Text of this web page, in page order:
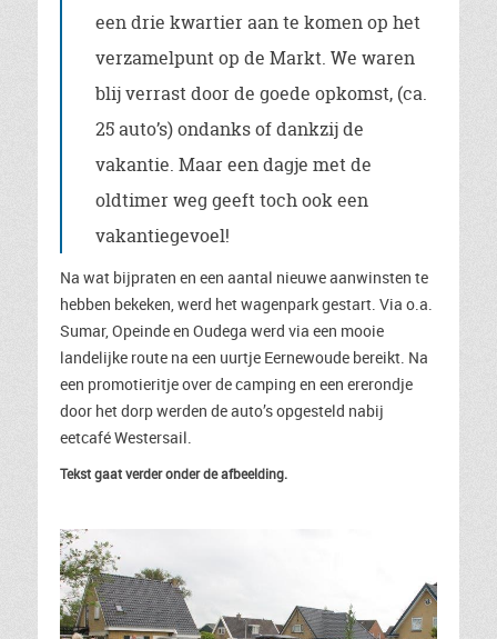
een drie kwartier aan te komen op het
verzamelpunt op de Markt. We waren
blij verrast door de goede opkomst, (ca.
25 auto’s) ondanks of dankzij de
vakantie. Maar een dagje met de
oldtimer weg geeft toch ook een
vakantiegevoel!
Na wat bijpraten en een aantal nieuwe aanwinsten te
hebben bekeken, werd het wagenpark gestart. Via o.a.
Sumar, Opeinde en Oudega werd via een mooie
landelijke route na een uurtje Eernewoude bereikt. Na
een promotieritje over de camping en een ererondje
door het dorp werden de auto’s opgesteld nabij
eetcafé Westersail.
Tekst gaat verder onder de afbeelding.